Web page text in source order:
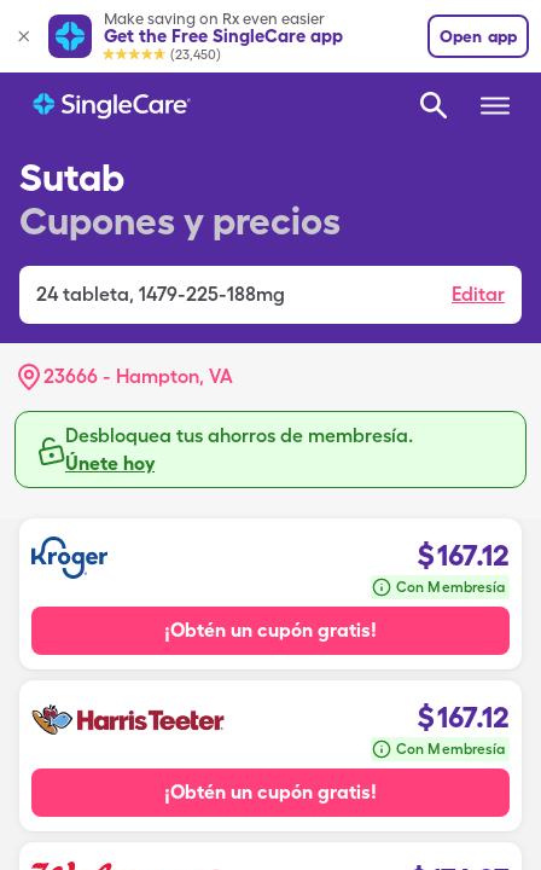
Make saving on Rx even easier
Get the Free SingleCare app
(23,450)
Open app
Sutab
Cupones y precios
24 tableta, 1479-225-188mg Editar
23666 - Hampton, VA
Desbloquea tus ahorros de membresía.
Únete hoy
$167.12
Con Membresía
¡Obtén un cupón gratis!
$167.12
Con Membresía
¡Obtén un cupón gratis!